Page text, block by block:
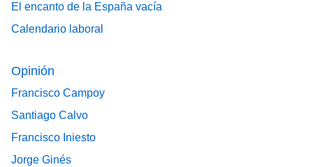
El encanto de la España vacía
Calendario laboral
Opinión
Francisco Campoy
Santiago Calvo
Francisco Iniesto
Jorge Ginés